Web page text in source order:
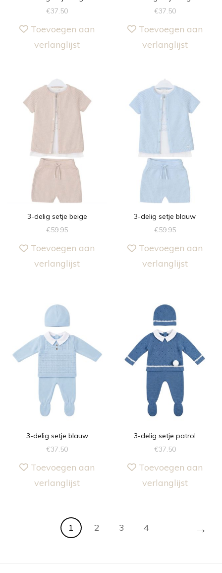
€37.50
Toevoegen aan
verlanglijst
€37.50
Toevoegen aan
verlanglijst
3-delig setje beige
€59.95
Toevoegen aan
verlanglijst
3-delig setje blauw
€59.95
Toevoegen aan
verlanglijst
3-delig setje blauw
€37.50
Toevoegen aan
verlanglijst
3-delig setje patrol
€37.50
Toevoegen aan
verlanglijst
1 2 3 4 →